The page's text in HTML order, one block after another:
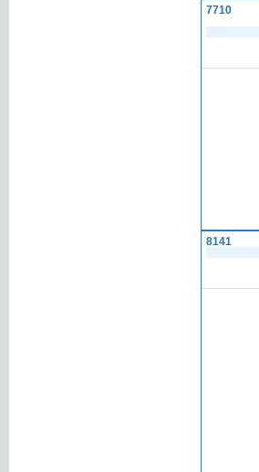
7710
8141